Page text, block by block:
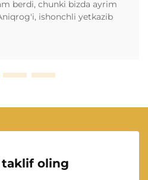
berdi, chunki bizda ayrim
ishonchli yetkazib
taklif oling